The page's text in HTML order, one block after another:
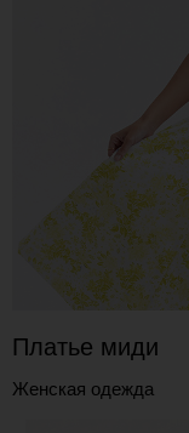
Платье миди
Женская одежда